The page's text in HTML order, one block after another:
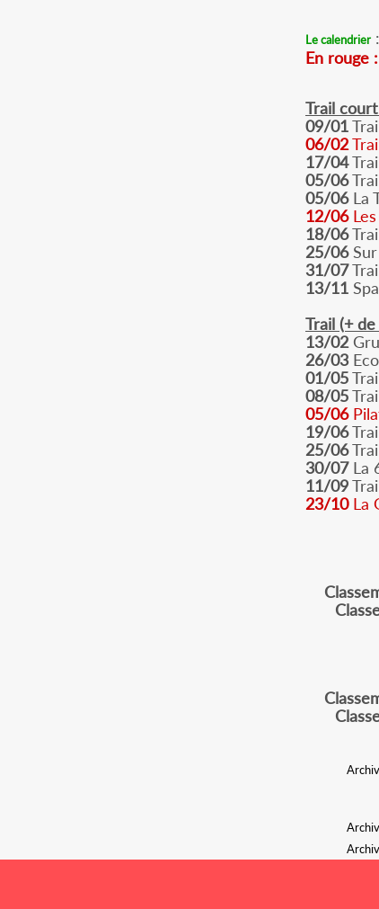
Le calendrier:
En rouge
Trail
09/01
06/02
17/04
05/06
05/06La
12/06Les
18/06
25/06Sur
31/07
13/11
Trail (+
13/02
26/03
01/05
08/05
05/06
19/06
25/06
30/07La
11/09
23/10La